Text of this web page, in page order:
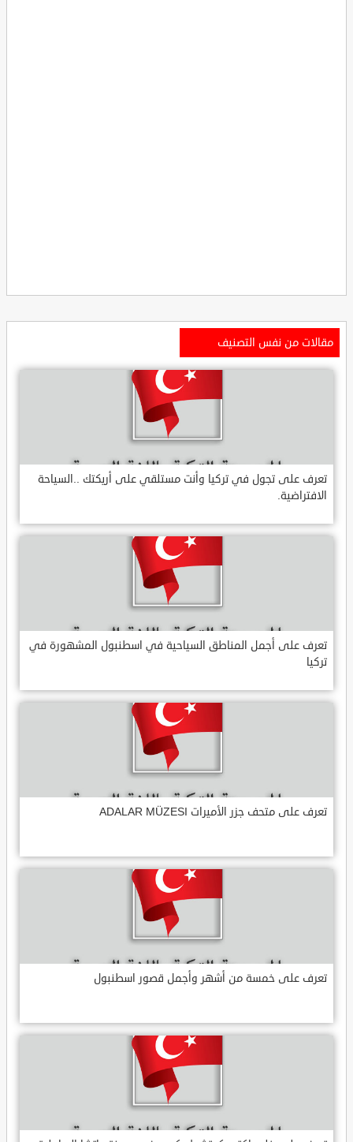
مقالات من نفس التصنيف
تعرف على تجول في تركيا وأنت مستلقي على أريكتك ..السياحة
الافتراضية.
تعرف على أجمل المناطق السياحية في اسطنبول المشهورة في
تركيا
تعرف على متحف جزر الأميرات ADALAR MÜZESI
تعرف على خمسة من أشهر وأجمل قصور اسطنبول